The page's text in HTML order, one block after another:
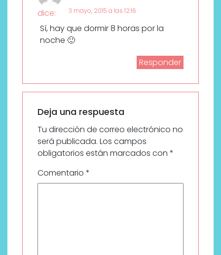
dice:
3 mayo, 2015 a las 12:16
Sí, hay que dormir 8 horas por la
noche 🙂
Responder
Deja una respuesta
Tu dirección de correo electrónico no
será publicada. Los campos
obligatorios están marcados con *
Comentario *